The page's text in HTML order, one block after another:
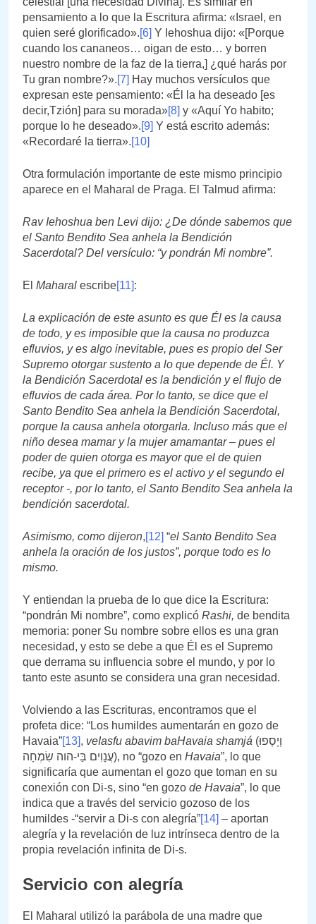
pensamiento a lo que la Escritura afirma: «Israel, en
quien seré glorificado».[6] Y Iehoshua dijo: «[Porque
cuando los cananeos… oigan de esto… y borren
nuestro nombre de la faz de la tierra,] ¿qué harás por
Tu gran nombre?».[7] Hay muchos versículos que
expresan este pensamiento: «Él la ha deseado [es
decir,Tzión] para su morada»[8] y «Aquí Yo habito;
porque lo he deseado».[9] Y está escrito además:
«Recordaré la tierra».[10]
Otra formulación importante de este mismo principio
aparece en el Maharal de Praga. El Talmud afirma:
Rav Iehoshua ben Levi dijo: ¿De dónde sabemos que
el Santo Bendito Sea anhela la Bendición
Sacerdotal? Del versículo: “y pondrán Mi nombre”.
El Maharal escribe[11]:
La explicación de este asunto es que Él es la causa
de todo, y es imposible que la causa no produzca
efluvios, y es algo inevitable, pues es propio del Ser
Supremo otorgar sustento a lo que depende de Él. Y
la Bendición Sacerdotal es la bendición y el flujo de
efluvios de cada área. Por lo tanto, se dice que el
Santo Bendito Sea anhela la Bendición Sacerdotal,
porque la causa anhela otorgarla. Incluso más que el
niño desea mamar y la mujer amamantar – pues el
poder de quien otorga es mayor que el de quien
recibe, ya que el primero es el activo y el segundo el
receptor -, por lo tanto, el Santo Bendito Sea anhela la
bendición sacerdotal.
Asimismo, como dijeron,[12] “el Santo Bendito Sea
anhela la oración de los justos”, porque todo es lo
mismo.
Y entiendan la prueba de lo que dice la Escritura:
“pondrán Mi nombre”, como explicó Rashi, de bendita
memoria: poner Su nombre sobre ellos es una gran
necesidad, y esto se debe a que Él es el Supremo
que derrama su influencia sobre el mundo, y por lo
tanto este asunto se considera una gran necesidad.
Volviendo a las Escrituras, encontramos que el
profeta dice: “Los humildes aumentarán en gozo de
Havaia”[13], veIasfu abavim baHavaia shamjá (וְיָסְפוּ
עֲנָוִים בַּי-הוה שִׂמְחָה), no “gozo en Havaia”, lo que
significaría que aumentan el gozo que toman en su
conexión con Di-s, sino “en gozo de Havaia”, lo que
indica que a través del servicio gozoso de los
humildes -“servir a Di-s con alegría”[14] – aportan
alegría y la revelación de luz intrínseca dentro de la
propia revelación infinita de Di-s.
Servicio con alegría
El Maharal utilizó la parábola de una madre que